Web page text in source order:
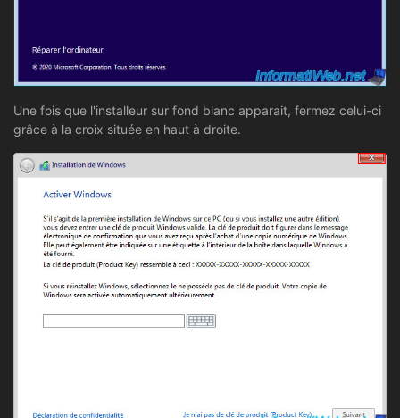
Une fois que l'installeur sur fond blanc apparait, fermez celui-ci
grâce à la croix située en haut à droite.